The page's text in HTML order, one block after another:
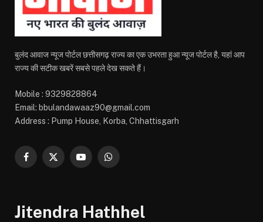
बुलंद आवाज न्यूज पोर्टल छत्तीसगढ़ राज्य का एक उभरता हुआ न्यूज पोर्टल है, यहां आप
राज्य की सटीक खबरें सबसे पहले देख सकते हैं।
Mobile : 9329828864
Email: bbulandawaaz90@gmail.com
Address : Pump House, Korba, Chhattisgarh
Facebook
X
YouTubeWhatsApp
Jitendra Hathhel